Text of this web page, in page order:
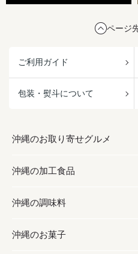
ページ
ご利用ガイド
包装・熨斗について
沖縄のお取り寄せグルメ
お取り寄せグルメ
フルーツ・野菜
お肉
沖縄の加工食品
加工食品
缶詰／パウチ
沖縄の調味料
調味料
沖縄のお菓子